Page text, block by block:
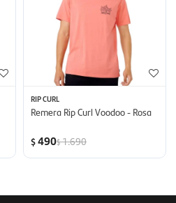
RIP CURL
Remera Rip Curl Voodoo - Rosa
$490$1.690